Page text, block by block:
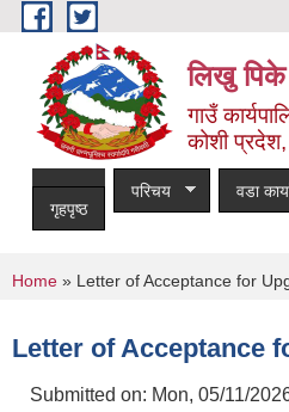
Skip to main content
लिखु पिके
गाउँ
कोशी
गृहपृष्ठ
परिचय वडा
You are here
Home » Letter of Acceptance for
Letter of Acceptance
Submitted on: Mon, 05/11/